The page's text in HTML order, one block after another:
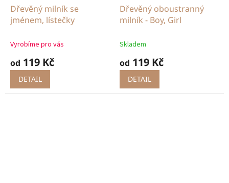
Dřevěný milník se
jménem, lístečky
Vyrobíme pro vás
od 119 Kč
DETAIL
Dřevěný oboustranný
milník - Boy, Girl
Skladem
od 119 Kč
DETAIL